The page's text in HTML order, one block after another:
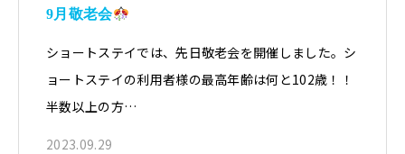
9月敬老会
ショートステイでは、先日敬老会を開催しました。シ
ョートステイの利用者様の最高年齢は何と102歳！！
半数以上の方…
2023.09.29